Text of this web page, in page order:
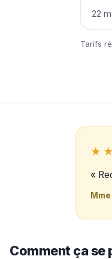
22
Tarifs
«
Mme
Comment ça se